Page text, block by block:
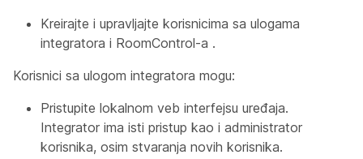
Kreirajte i upravljajte korisnicima sa ulogama
integratora i RoomControl-a .
Korisnici sa ulogom integratora mogu:
Pristupite lokalnom veb interfejsu uređaja.
Integrator ima isti pristup kao i administrator
korisnika, osim stvaranja novih korisnika.